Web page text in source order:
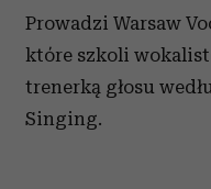
korzystania z ich usług.
Prowadzi Warsaw
które szkoli
trenerką głosu
Singing.